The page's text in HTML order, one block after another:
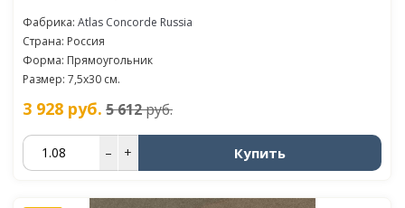
Фабрика: Atlas Concorde Russia
Страна: Россия
Форма: Прямоугольник
Размер: 7,5x30 см.
3 928 руб. 5 612руб.
– + Купить